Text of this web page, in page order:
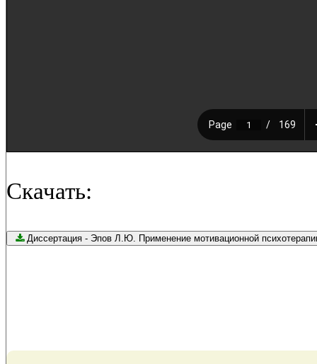
Скачать:
Диссертация - Эпов Л.Ю. Применение мотивационной